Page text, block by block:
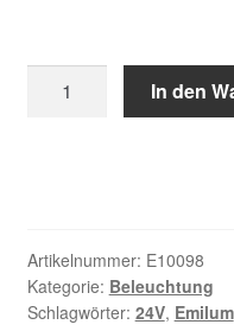
LED-
RGBW/2700K,
CRI90
Menge
In den
Artikelnummer: E10098
Kategorie: Beleuchtung
Schlagwörter: 24V, Emilum